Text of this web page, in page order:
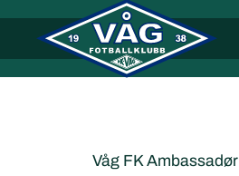
Våg FK Ambassadør